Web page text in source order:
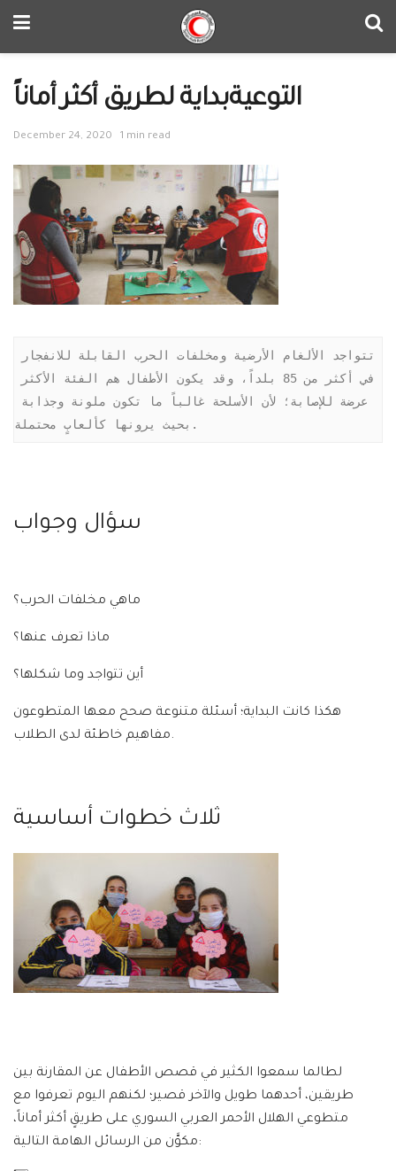
التوعيةبداية لطريق أكثر أماناً
December 24, 2020 1 min read
بحيث يرونها كألعابٍ محتملة.
سؤال وجواب
ماهي مخلفات الحرب؟
ماذا تعرف عنها؟
أين تتواجد وما شكلها؟
هكذا كانت البداية؛ أسئلة متنوعة صحح معها المتطوعون
مفاهيم خاطئة لدى الطلاب.
ثلاث خطوات أساسية
لطالما سمعوا الكثير في قصص الأطفال عن المقارنة بين
طريقين، أحدهما طويل والآخر قصير؛ لكنهم اليوم تعرفوا مع
متطوعي الهلال الأحمر العربي السوري على طريقٍ أكثر أماناً،
مكوَّن من الرسائل الهامة التالية: